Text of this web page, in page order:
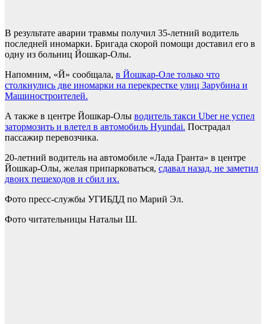
В результате аварии травмы получил 35-летний водитель
последней иномарки. Бригада скорой помощи доставил его в
одну из больниц Йошкар-Олы.
Напомним, «Й» сообщала, в Йошкар-Оле только что
столкнулись две иномарки на перекрестке улиц Зарубина и
Машиностроителей.
А также в центре Йошкар-Олы водитель такси Uber не успел
затормозить и влетел в автомобиль Hyundai. Пострадал
пассажир перевозчика.
20-летний водитель на автомобиле «Лада Гранта» в центре
Йошкар-Олы, желая припарковаться, сдавал назад, не заметил
двоих пешеходов и сбил их.
Фото пресс-службы УГИБДД по Марий Эл.
Фото читательницы Натальи Ш.